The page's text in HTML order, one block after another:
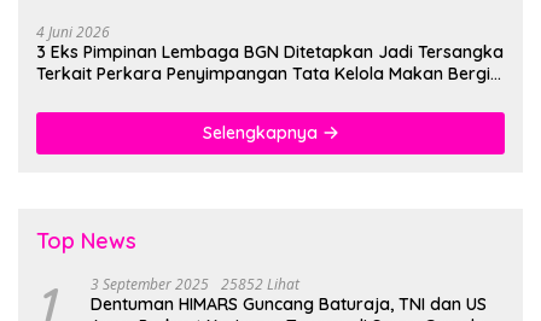
4 Juni 2026
3 Eks Pimpinan Lembaga BGN Ditetapkan Jadi Tersangka
Terkait Perkara Penyimpangan Tata Kelola Makan Bergizi
Selengkapnya
Top News
1 3 September 2025 25852 Lihat
Dentuman HIMARS Guncang Baturaja, TNI dan US